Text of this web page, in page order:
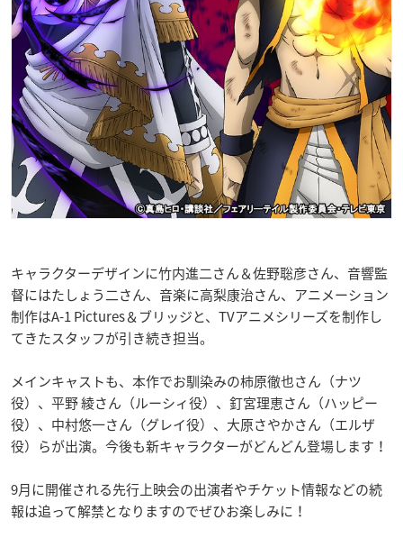
キャラクターデザインに竹内進二さん＆佐野聡彦さん、音響監
督にはたしょう二さん、音楽に高梨康治さん、アニメーション
制作はA-1 Pictures＆ブリッジと、TVアニメシリーズを制作し
てきたスタッフが引き続き担当。
メインキャストも、本作でお馴染みの柿原徹也さん（ナツ
役）、平野 綾さん（ルーシィ役）、釘宮理恵さん（ハッピー
役）、中村悠一さん（グレイ役）、大原さやかさん（エルザ
役）らが出演。今後も新キャラクターがどんどん登場します！
9月に開催される先行上映会の出演者やチケット情報などの続
報は追って解禁となりますのでぜひお楽しみに！